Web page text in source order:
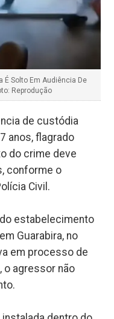
É Solto Em Audiência De
Reprodução
de custódia
anos, flagrado
do crime deve
conforme o
Civil.
estabelecimento
Guarabira, no
em processo de
o agressor não